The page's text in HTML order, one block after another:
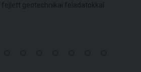
geotechnikai feladatokkal.